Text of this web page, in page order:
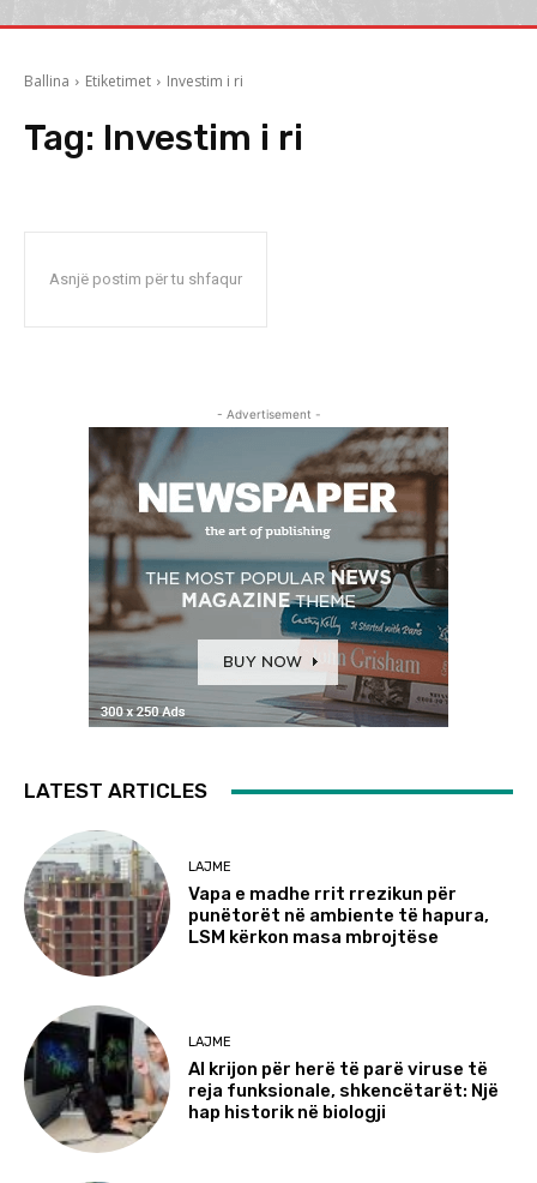
Ballina Etiketimet Investim i ri
Tag: Investim i ri
Asnjë postim për tu shfaqur
- Advertisement -
LATEST ARTICLES
LAJME
Vapa e madhe rrit rrezikun për
punëtorët në ambiente të hapura,
LSM kërkon masa mbrojtëse
LAJME
AI krijon për herë të parë viruse të
reja funksionale, shkencëtarët: Një
hap historik në biologji